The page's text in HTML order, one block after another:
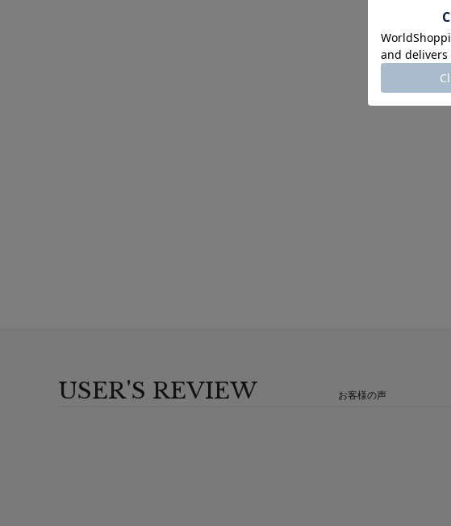
USER'S REVIEW お客様の声